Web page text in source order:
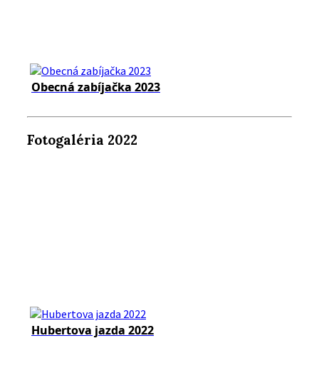
Obecná zabíjačka 2023
Fotogaléria 2022
Hubertova jazda 2022